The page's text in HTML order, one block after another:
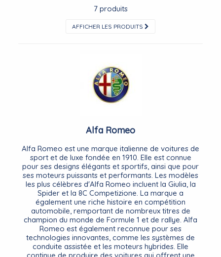
7 produits
AFFICHER LES PRODUITS
Alfa Romeo
Alfa Romeo est une marque italienne de voitures de
sport et de luxe fondée en 1910. Elle est connue
pour ses designs élégants et sportifs, ainsi que pour
ses moteurs puissants et performants. Les modèles
les plus célèbres d'Alfa Romeo incluent la Giulia, la
Spider et la 8C Competizione. La marque a
également une riche histoire en compétition
automobile, remportant de nombreux titres de
champion du monde de Formule 1 et de rallye. Alfa
Romeo est également reconnue pour ses
technologies innovantes, comme les systèmes de
conduite assistée et les moteurs hybrides. Elle